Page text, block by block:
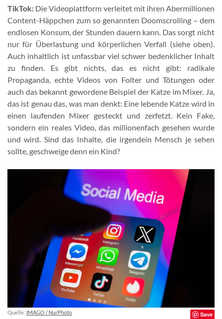
TikTok: Die Videoplattform verleitet mit ihren Abermillionen
Content-Häppchen zum so genannten Doomscrolling – dem
endlosen Konsum, der Stunden dauern kann. Das sorgt nicht
nur für Überlastung und körperlichen Verfall (siehe oben).
Auch inhaltlich ist unfassbar viel schwer bedenklicher Inhalt
zu finden. Es gibt nichts, das es nicht gibt: radikale
Propaganda, echte Videos von Folter und Tötungen oder
auch das bekannt gewordene Beispiel der Katze im Mixer. Ja,
das ist genau das, was man denkt: Eine lebende Katze wird in
einen laufenden Mixer gesteckt und zerfetzt. Kein Fake,
sondern ein reales Video, das millionenfach gesehen wurde
und wird. Sind das Inhalte, die irgendein Mensch je sehen
sollte, geschweige denn ein Kind?
Quelle: IMAGO / NurPhoto Save